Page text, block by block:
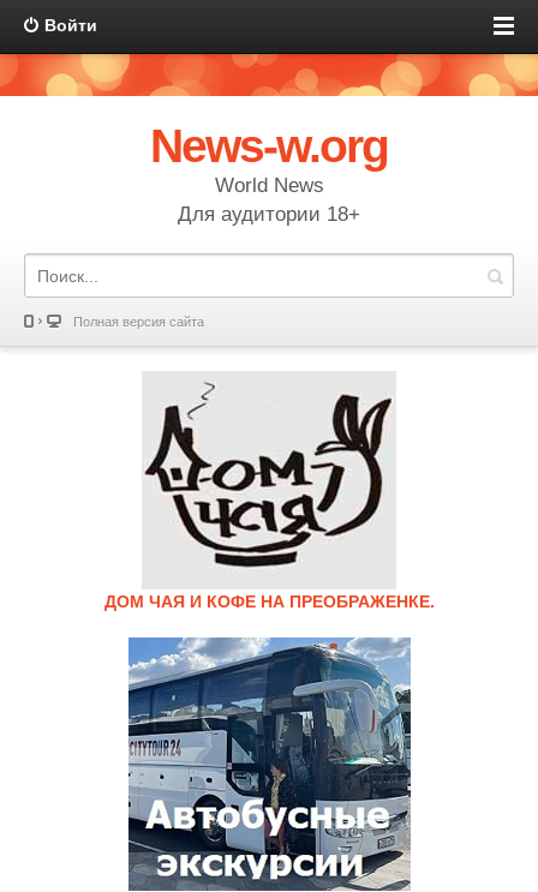
Войти
News-w.org
World News
Для аудитории 18+
Полная версия сайта
ДОМ ЧАЯ И КОФЕ НА ПРЕОБРАЖЕНКЕ.